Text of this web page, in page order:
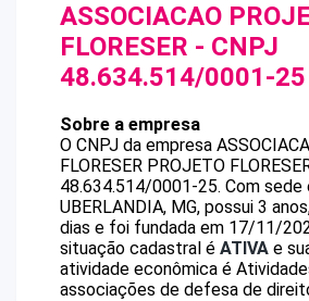
ASSOCIACAO
FLORESER - CNPJ
48.634.514/0001-25
Sobre a empresa
O CNPJ da empresa
FLORESER PROJETO
48.634.514/0001-25. Com sede
UBERLANDIA, MG, possui 3
dias e foi fundada em 17/11/
situação cadastral é ATIVA e
atividade econômica é
associações de defesa de